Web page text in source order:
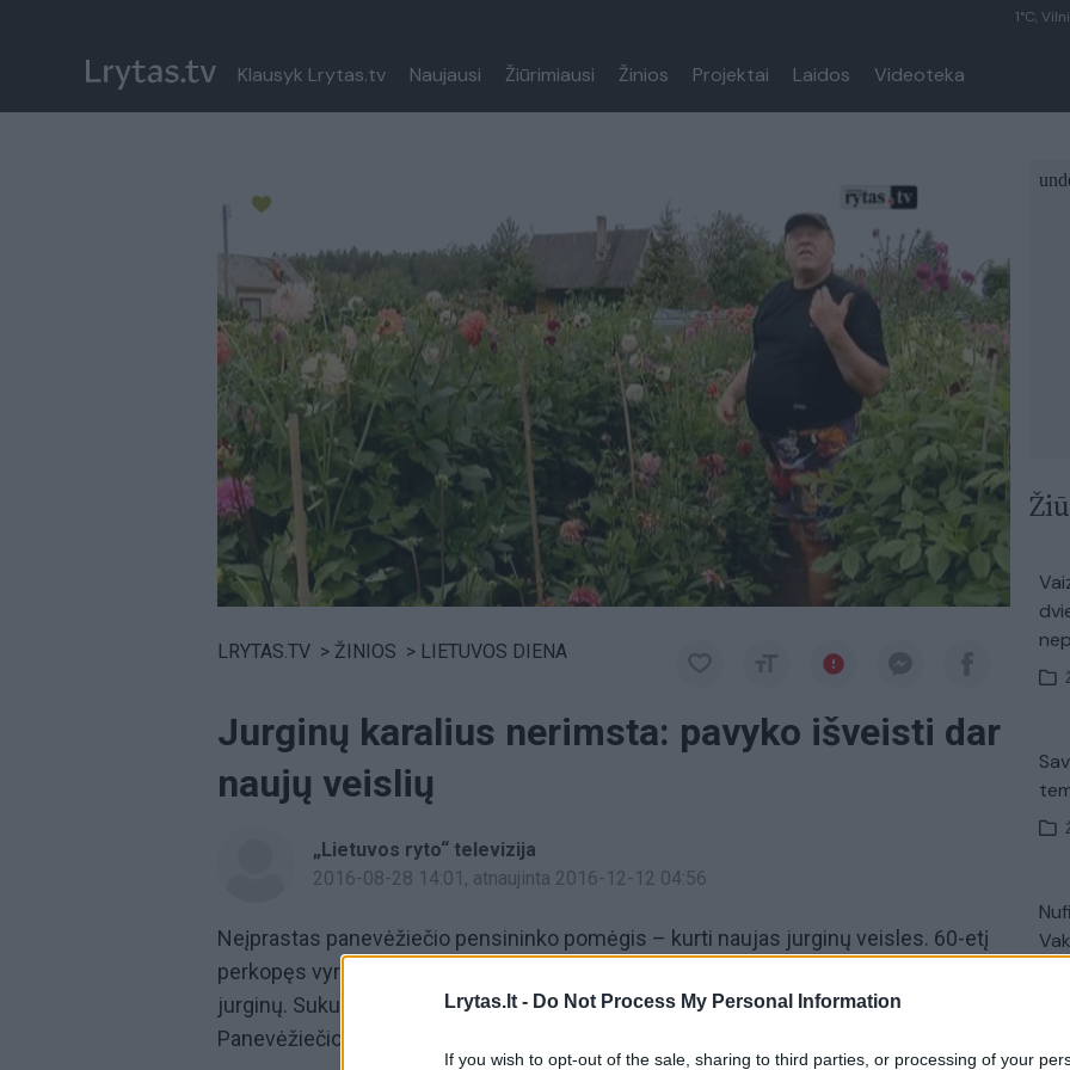
Lrytas.lt - Do Not Process My Personal Information
If you wish to opt-out of the sale, sharing to third parties, or processing of your
1°C,
Klausyk Lrytas.tv Naujausi Žiūrimiausi Žinios Projektai Laidos Videoteka
LRYTAS.TV > ŽINIOS > LIETUVOS DIENA
Jurginų karalius nerimsta: pavyko išveisti dar
naujų veislių
„Lietuvos ryto“ televizija
2016-08-28 14:01 , atnaujinta 2016-12-12 04:56
Neįprastas panevėžiečio pensininko pomėgis – kurti naujas jurginų veisles. 60-etį
perkopęs vyras jau turi kuo didžiuotis – jo kolekcijoje keli šimtai paties išvestų
jurginų. Sukurtas naujas gėles vyras pavadina jam brangių žmonių vardais.
Panevėžiečio kolekcijoje ir jurginas rekordininkas pavadintas Arvydo Sabonio vardu.
V.